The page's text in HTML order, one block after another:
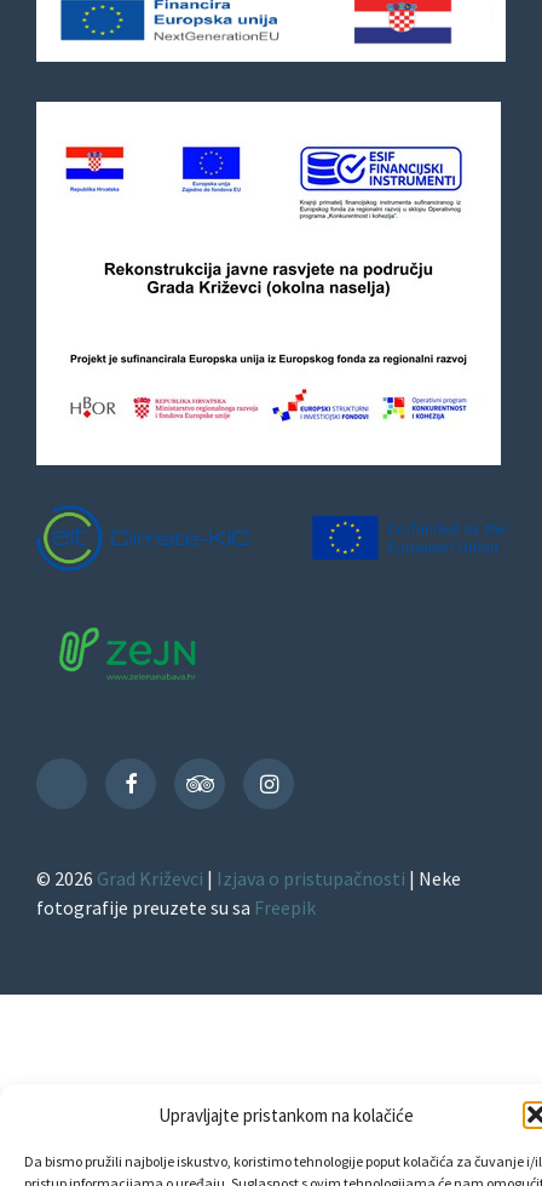
Upravljajte pristankom na kolačiće
Da bismo pružili najbolje iskustvo, koristimo tehnologije poput kolačića za čuvanje i/
TikTok
FacebookTripAdvisorInstagram
© 2026 Grad Križevci | Izjava o pristupačnosti | Neke
fotografije preuzete su sa Freepik